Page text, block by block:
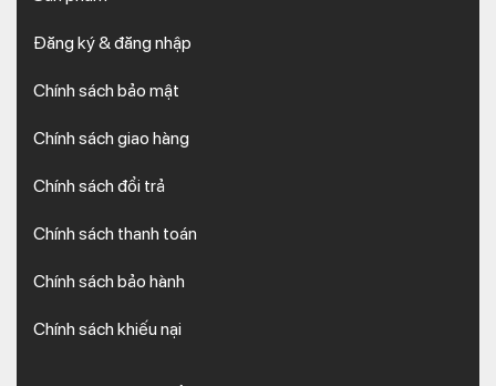
Đăng ký & đăng nhập
Chính sách bảo mật
Chính sách giao hàng
Chính sách đổi trả
Chính sách thanh toán
Chính sách bảo hành
Chính sách khiếu nại